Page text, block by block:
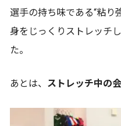
選手の持ち味である“粘り
身をじっくりストレッチ
た。
あとは、 ストレッチ中の